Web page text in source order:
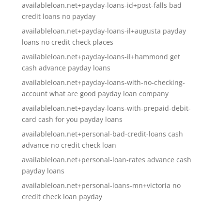
availableloan.net+payday-loans-id+post-falls bad
credit loans no payday
availableloan.net+payday-loans-il+augusta payday
loans no credit check places
availableloan.net+payday-loans-il+hammond get
cash advance payday loans
availableloan.net+payday-loans-with-no-checking-
account what are good payday loan company
availableloan.net+payday-loans-with-prepaid-debit-
card cash for you payday loans
availableloan.net+personal-bad-credit-loans cash
advance no credit check loan
availableloan.net+personal-loan-rates advance cash
payday loans
availableloan.net+personal-loans-mn+victoria no
credit check loan payday